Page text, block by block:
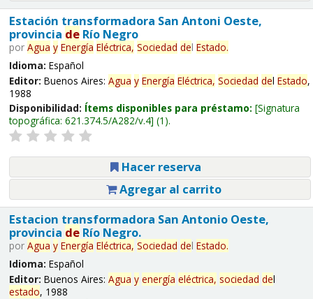
Estación transformadora San Antoni Oeste,
provincia deRío Negro
por Agua y Energía Eléctrica, Sociedad del Estado.
Idioma: Español
Editor: Buenos Aires: Agua y Energía Eléctrica, Sociedad del Estado,
1988
Disponibilidad: Ítems disponibles para préstamo: Signatura
topográfica: 621.374.5/A282/v.4 (1).
Hacer reserva
Agregar al carrito
Estacion transformadora San Antonio Oeste,
provincia deRío Negro.
por Agua y Energía Eléctrica, Sociedad del Estado.
Idioma: Español
Editor: Buenos Aires: Agua y energía eléctrica, sociedad del
estado, 1988